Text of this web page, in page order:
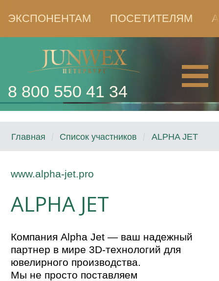
ЭКСПОНЕНТАМ ПОСЕТИТЕЛЯМ
8 800 550 41 34
Главная Список участников ALPHA JET
www.alpha-jet.pro
ALPHA JET
Компания Alpha Jet — ваш надежный
партнер в мире 3D-технологий для
ювелирного производства.
Мы не просто поставляем